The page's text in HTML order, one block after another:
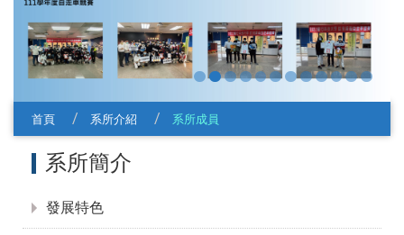
首頁 系所介紹 系所成員
系所簡介
發展特色